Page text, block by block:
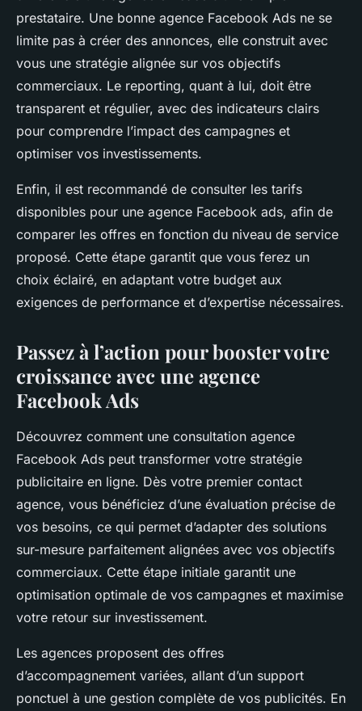
prestataire. Une bonne agence Facebook Ads ne se
limite pas à créer des annonces, elle construit avec
vous une stratégie alignée sur vos objectifs
commerciaux. Le reporting, quant à lui, doit être
transparent et régulier, avec des indicateurs clairs
pour comprendre l’impact des campagnes et
optimiser vos investissements.
Enfin, il est recommandé de consulter les tarifs
disponibles pour une agence Facebook ads, afin de
comparer les offres en fonction du niveau de service
proposé. Cette étape garantit que vous ferez un
choix éclairé, en adaptant votre budget aux
exigences de performance et d’expertise nécessaires.
Passez à l’action pour booster votre
croissance avec une agence
Facebook Ads
Découvrez comment une consultation agence
Facebook Ads peut transformer votre stratégie
publicitaire en ligne. Dès votre premier contact
agence, vous bénéficiez d’une évaluation précise de
vos besoins, ce qui permet d’adapter des solutions
sur-mesure parfaitement alignées avec vos objectifs
commerciaux. Cette étape initiale garantit une
optimisation optimale de vos campagnes et maximise
votre retour sur investissement.
Les agences proposent des offres
d’accompagnement variées, allant d’un support
ponctuel à une gestion complète de vos publicités. En